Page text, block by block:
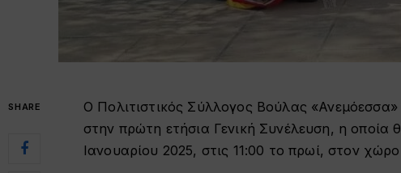
SHARE
Ο Πολιτιστικός Σύλλογος Βούλας
στην πρώτη ετήσια Γενική Συνέλευση, η οποία
Ιανουαρίου 2025, στις 11:00 το πρωί, στον